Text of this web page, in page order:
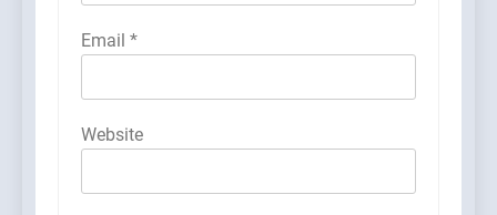
Email *
Website